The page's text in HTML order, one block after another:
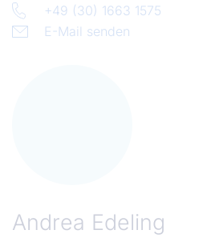
+49 (30) 1663 1575
E-Mail senden
Andrea Edeling